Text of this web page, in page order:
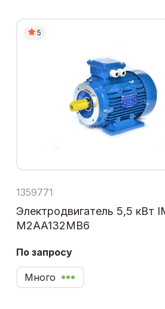
5
1359771
Электродвигатель 5,5 кВт
M2AA132MB6
По запросу
Много